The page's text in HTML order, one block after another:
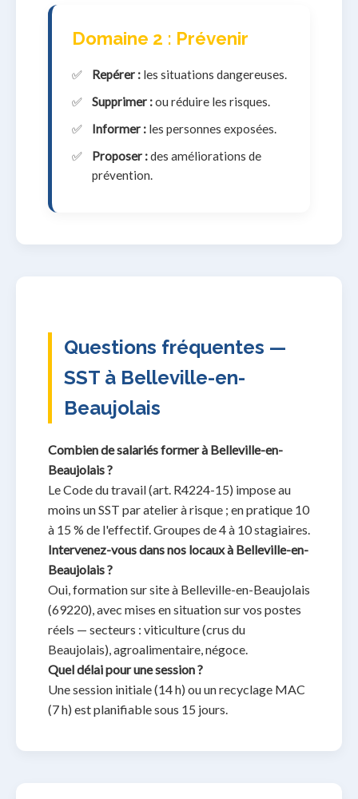
Domaine 2 : Prévenir
Repérer : les situations dangereuses.
Supprimer :ou réduire les risques.
Informer : les personnes exposées.
Proposer :des améliorations de
prévention.
Questions fréquentes —
SST à Belleville-en-
Beaujolais
Combien de salariés former à Belleville-en-
Beaujolais ?
Le Code du travail (art. R4224-15) impose au
moins un SST par atelier à risque ; en pratique 10
à 15 % de l'effectif. Groupes de 4 à 10 stagiaires.
Intervenez-vous dans nos locaux à Belleville-en-
Beaujolais ?
Oui, formation sur site à Belleville-en-Beaujolais
(69220), avec mises en situation sur vos postes
réels — secteurs : viticulture (crus du
Beaujolais), agroalimentaire, négoce.
Quel délai pour une session ?
Une session initiale (14 h) ou un recyclage MAC
(7 h) est planifiable sous 15 jours.